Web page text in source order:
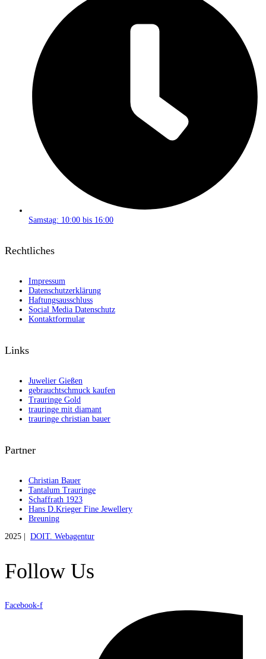
Samstag: 10:00 bis 16:00
Rechtliches
Impressum
Datenschutzerklärung
Haftungsausschluss
Social Media Datenschutz
Kontaktformular
Links
Juwelier Gießen
gebrauchtschmuck kaufen
Trauringe Gold
trauringe mit diamant
trauringe christian bauer
Partner
Christian Bauer
Tantalum Trauringe
Schaffrath 1923
Hans D.Krieger Fine Jewellery
Breuning
2025 | DOIT. Webagentur
Follow Us
Facebook-f